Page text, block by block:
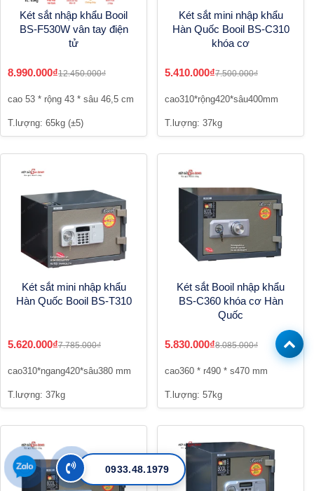
Két sắt nhập khẩu Booil
BS-F530W vân tay điện
tử
8.990.000₫12.450.000₫
cao 53 * rộng 43 * sâu 46,5 cm
T.lượng: 65kg (±5)
Két sắt mini nhập khẩu
Hàn Quốc Booil BS-C310
khóa cơ
5.410.000₫7.500.000₫
cao310*rộng420*sâu400mm
T.lượng: 37kg
Két sắt mini nhập khẩu
Hàn Quốc Booil BS-T310
5.620.000₫7.785.000₫
cao310*ngang420*sâu380 mm
T.lượng: 37kg
Két sắt Booil nhập khẩu
BS-C360 khóa cơ Hàn
Quốc
5.830.000₫8.085.000₫
cao360 * r490 * s470 mm
T.lượng: 57kg
0933.48.1979